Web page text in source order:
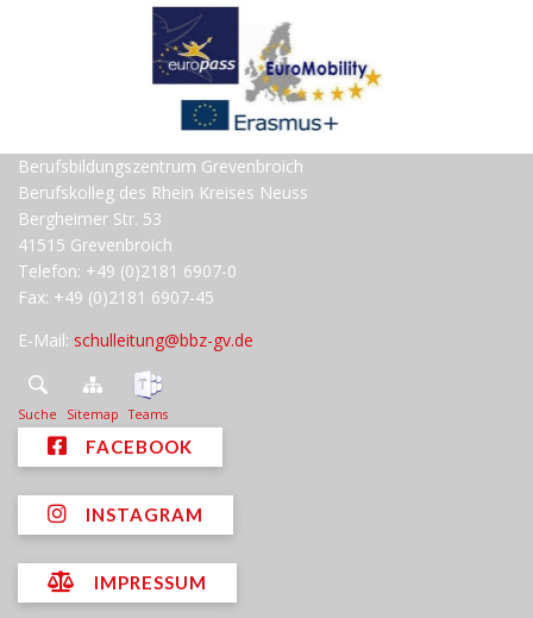
Berufsbildungszentrum Grevenbroich
Berufskolleg des Rhein Kreises Neuss
Bergheimer Str. 53
41515 Grevenbroich
Telefon: +49 (0)2181 6907-0
Fax: +49 (0)2181 6907-45
E-Mail: schulleitung@bbz-gv.de
Suche Sitemap Teams
FACEBOOK
INSTAGRAM
IMPRESSUM